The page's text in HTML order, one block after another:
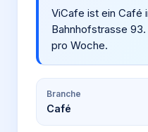
ViCafe ist ein Café
Bahnhofstrasse
pro Woche.
Branche
Café